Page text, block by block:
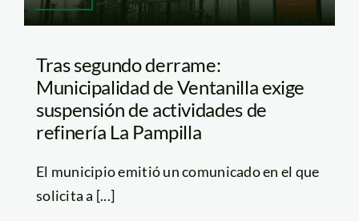
Tras segundo derrame:
Municipalidad de Ventanilla exige
suspensión de actividades de
refinería La Pampilla
El municipio emitió un comunicado en el que
solicita a [...]